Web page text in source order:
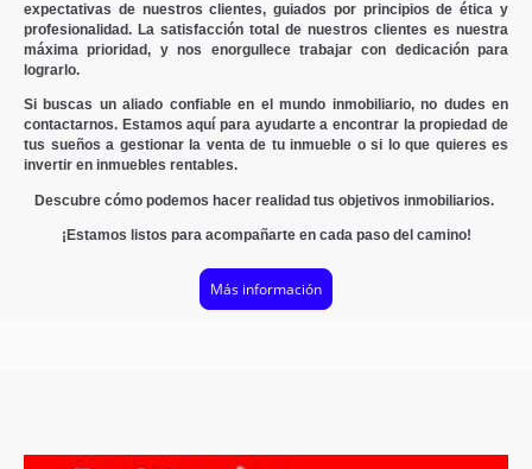
expectativas de nuestros clientes, guiados por principios de ética y
profesionalidad. La satisfacción total de nuestros clientes es nuestra
máxima prioridad, y nos enorgullece trabajar con dedicación para
lograrlo.
Si buscas un aliado confiable en el mundo inmobiliario, no dudes en
contactarnos. Estamos aquí para ayudarte a encontrar la propiedad de
tus sueños a gestionar la venta de tu inmueble o si lo que quieres es
invertir en inmuebles rentables.
Descubre cómo podemos hacer realidad tus objetivos inmobiliarios.
¡Estamos listos para acompañarte en cada paso del camino!
Más información